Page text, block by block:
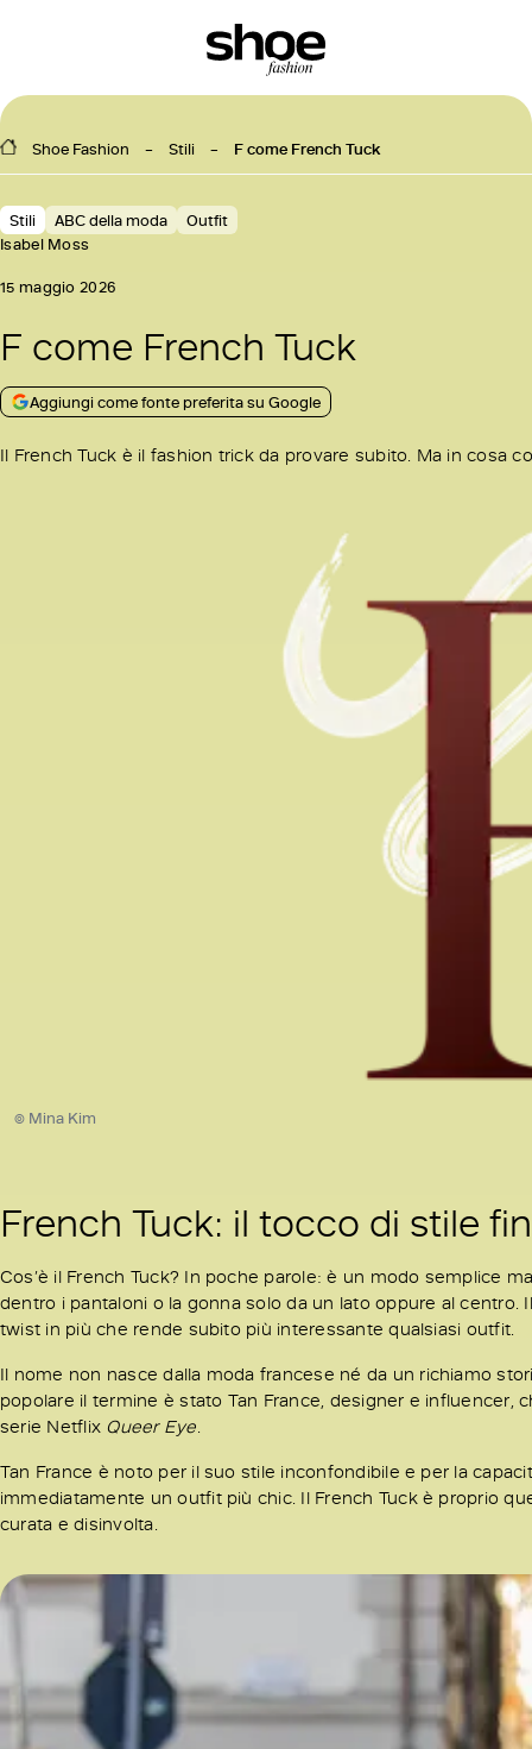
Shoe Fashion Stili F come French Tuck
Stili ABC della moda
Outfit
Isabel Moss
15 maggio 2026
F come French Tuck
Aggiungi come fonte preferita su Google
Il French Tuck è il fashion trick da provare subito. Ma in cosa
© Mina Kim
French Tuck: il tocco di stile
Cos’è il French Tuck? In poche parole: è un modo semplice
dentro i pantaloni o la gonna solo da un lato oppure al
twist in più che rende subito più interessante qualsiasi outfit.
Il nome non nasce dalla moda francese né da un richiamo
popolare il termine è stato Tan France, designer e
serie Netflix Queer Eye.
Tan France è noto per il suo stile inconfondibile e per la
immediatamente un outfit più chic. Il French Tuck è proprio
curata e disinvolta.